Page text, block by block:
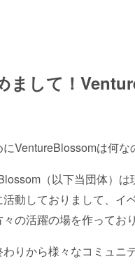
まして！
にVentureBlossomは何な
（以下当団体）
活動しておりまして、イ
の活躍の場を作っており
わりから様々なコミュニ